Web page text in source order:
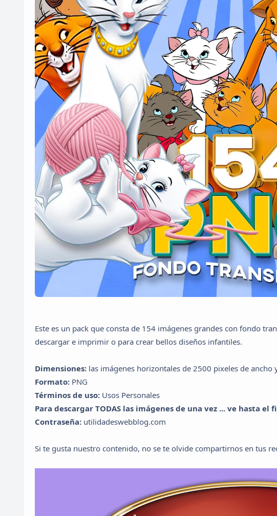
Este es un pack que consta de 154 imágenes grandes con fondo
descargar e imprimir o para crear bellos diseños infantiles.
Dimensiones: las imágenes horizontales de 2500 pixeles de
Formato: PNG
Términos de uso: Usos Personales
Para descargar TODAS las imágenes de una vez ... ve hasta
Contraseña: utilidadeswebblog.com
Si te gusta nuestro contenido, no se te olvide compartirnos en tus